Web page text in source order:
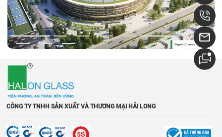
CÔNG TY TNHH SẢN XUẤT VÀ THƯƠNG MẠI HẢI LONG